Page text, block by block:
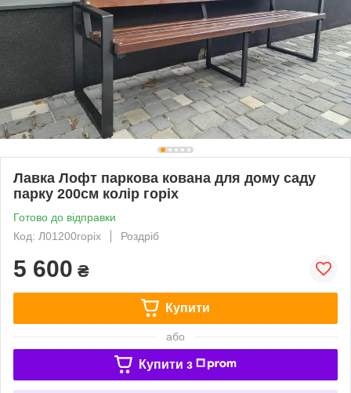
Лавка Лофт паркова кована для дому саду
парку 200см колір горіх
Готово до відправки
Код: Л01200горіх
Роздріб
5 600 ₴
Купити
або
Купити з